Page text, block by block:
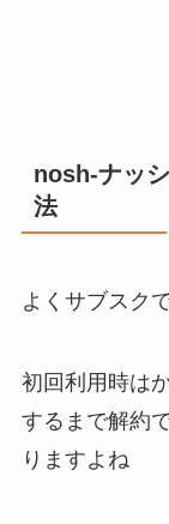
nosh-ナッ
法
よくサブスク
初回利用時は
するまで解約
りますよね